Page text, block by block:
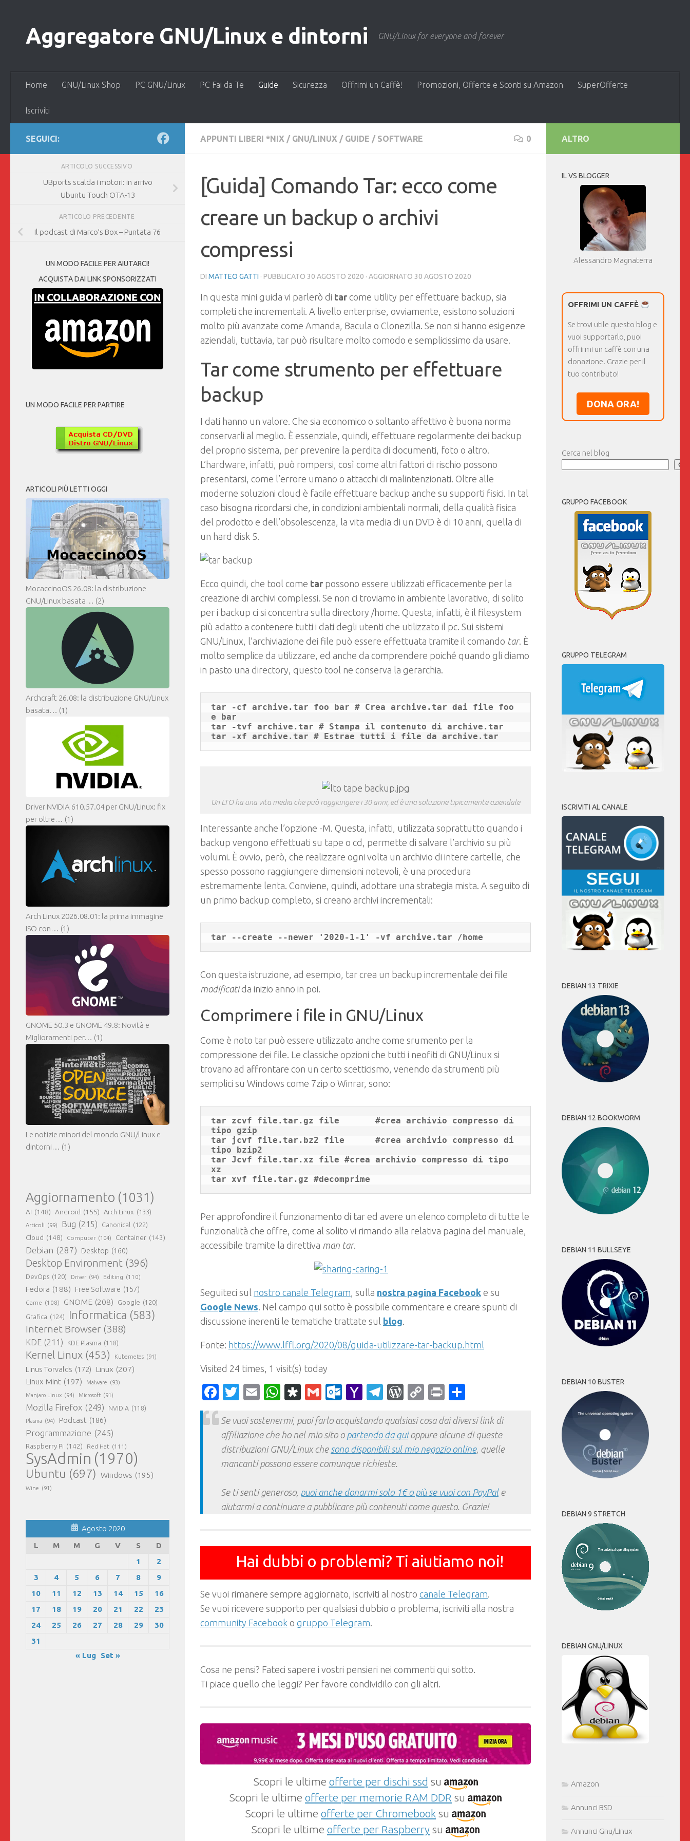
Aggregatore GNU/Linux e dintorni GNU/Linux for everyone and forever
Home GNU/Linux Shop PC GNU/Linux PC Fai da Te Guide Sicurezza Offrimi un Caffè! Promozioni, Offerte e Sconti su Amazon SuperOfferte
Iscriviti
APPUNTI LIBERI *NIX / GNU/LINUX / GUIDE / SOFTWARE 0
[Guida] Comando Tar: ecco come
creare un backup o archivi
compressi
DI MATTEO GATTI · PUBBLICATO 30 AGOSTO 2020 · AGGIORNATO 30 AGOSTO 2020
In questa mini guida vi parlerò di tar come utility per effettuare backup, sia
completi che incrementali. A livello enterprise, ovviamente, esistono soluzioni
molto più avanzate come Amanda, Bacula o Clonezilla. Se non si hanno esigenze
aziendali, tuttavia, tar può risultare molto comodo e semplicissimo da usare.
Tar come strumento per effettuare
backup
I dati hanno un valore. Che sia economico o soltanto affettivo è buona norma
conservarli al meglio. È essenziale, quindi, effettuare regolarmente dei backup
del proprio sistema, per prevenire la perdita di documenti, foto o altro.
L’hardware, infatti, può rompersi, così come altri fattori di rischio possono
presentarsi, come l’errore umano o attacchi di malintenzionati. Oltre alle
moderne soluzioni cloud è facile effettuare backup anche su supporti fisici. In tal
caso bisogna ricordarsi che, in condizioni ambientali normali, della qualità fisica
del prodotto e dell’obsolescenza, la vita media di un DVD è di 10 anni, quella di
un hard disk 5.
Ecco quindi, che tool come tar possono essere utilizzati efficacemente per la
creazione di archivi complessi. Se non ci troviamo in ambiente lavorativo, di solito
per i backup ci si concentra sulla directory /home. Questa, infatti, è il filesystem
più adatto a contenere tutti i dati degli utenti che utilizzato il pc. Sui sistemi
GNU/Linux, l’archiviazione dei file può essere effettuata tramite il comando tar. È
molto semplice da utilizzare, ed anche da comprendere poiché quando gli diamo
in pasto una directory, questo tool ne conserva la gerarchia.
tar -cf archive.tar foo bar # Crea archive.tar dai file foo
e bar
tar -tvf archive.tar # Stampa il contenuto di archive.tar
Un LTO ha una vita media che può raggiungere i 30 anni, ed è una soluzione tipicamente aziendale
Interessante anche l’opzione -M. Questa, infatti, utilizzata soprattutto quando i
backup vengono effettuati su tape o cd, permette di salvare l’archivio su più
volumi. È ovvio, però, che realizzare ogni volta un archivio di intere cartelle, che
spesso possono raggiungere dimensioni notevoli, è una procedura
estremamente lenta. Conviene, quindi, adottare una strategia mista. A seguito di
un primo backup completo, si creano archivi incrementali:
Con questa istruzione, ad esempio, tar crea un backup incrementale dei file
modificatida inizio anno in poi.
Comprimere i file in GNU/Linux
Come è noto tar può essere utilizzato anche come srumento per la
compressione dei file. Le classiche opzioni che tutti i neofiti di GNU/Linux si
trovano ad affrontare con un certo scetticismo, venendo da strumenti più
semplici su Windows come 7zip o Winrar, sono:
tar zcvf file.tar.gz file	#crea archivio compresso di
tipo gzip
tar jcvf file.tar.bz2 file	#crea archivio compresso di
tipo bzip2
tar Jcvf file.tar.xz file #crea archivio compresso di tipo
xz
tar xvf file.tar.gz #decomprime
Per approfondire il funzionamento di tar ed avere un elenco completo di tutte le
funzionalità che offre, come al solito vi rimando alla relativa pagina del manuale,
accessibile tramite la direttiva man tar.
Seguiteci sul nostro canale Telegram, sulla nostra pagina Facebook e su
Google News. Nel campo qui sotto è possibile commentare e creare spunti di
discussione inerenti le tematiche trattate sul blog.
Fonte: https://www.lffl.org/2020/08/guida-utilizzare-tar-backup.html
Visited 24 times, 1 visit(s) today
Facebook
Twitter
EmailWhatsApp
Diaspora
GmailOutlook.com
YahooTelegram
WordPress
CopyPrint
Se vuoi sostenermi, puoi farlo acquistando qualsiasi cosa dai diversi link di
affiliazione che ho nel mio sito o partendo da quioppure alcune di queste
distribuzioni GNU/Linux che sono disponibili sul mio negozio online, quelle
mancanti possono essere comunque richieste.
Se ti senti generoso, puoi anche donarmi solo 1€ o più se vuoi con PayPale
aiutarmi a continuare a pubblicare più contenuti come questo. Grazie!
Hai dubbi o problemi? Ti aiutiamo noi!
Se vuoi rimanere sempre aggiornato, iscriviti al nostro canale Telegram.
Se vuoi ricevere supporto per qualsiasi dubbio o problema, iscriviti alla nostra
community Facebook o gruppo Telegram.
Cosa ne pensi? Fateci sapere i vostri pensieri nei commenti qui sotto.
Ti piace quello che leggi? Per favore condividilo con gli altri.
Scopri le ultime offerte per dischi ssd su
Scopri le ultime offerte per memorie RAM DDR su
Scopri le ultime offerte per Chromebook su
Scopri le ultime offerte per Raspberry su
SEGUICI:
ARTICOLO SUCCESSIVO
UBports scalda i motori: in arrivo
Ubuntu Touch OTA-13
ARTICOLO PRECEDENTE
Il podcast di Marco’s Box – Puntata 76
UN MODO FACILE PER AIUTARCI!
ACQUISTA DAI LINK SPONSORIZZATI
UN MODO FACILE PER PARTIRE
ARTICOLI PIÙ LETTI OGGI
MocaccinoOS 26.08: la distribuzione
GNU/Linux basata… (2)
Archcraft 26.08: la distribuzione GNU/Linux
basata… (1)
Driver NVIDIA 610.57.04 per GNU/Linux: fix
per oltre… (1)
Arch Linux 2026.08.01: la prima immagine
ISO con… (1)
GNOME 50.3 e GNOME 49.8: Novità e
Miglioramenti per… (1)
Le notizie minori del mondo GNU/Linux e
dintorni… (1)
Aggiornamento (1031)
AI (148) Android (155) Arch Linux (133)
Articoli (99) Bug (215) Canonical (122)
Cloud (148) Computer (104) Container (143)
Debian (287) Desktop (160)
Desktop Environment (396)
DevOps (120) Driver (94) Editing (110)
Fedora (188) Free Software (157)
Game (108) GNOME (208) Google (120)
Grafica (124) Informatica (583)
Internet Browser (388)
KDE (211) KDE Plasma (118)
Kernel Linux (453) Kubernetes (91)
Linus Torvalds (172) Linux (207)
Linux Mint (197) Malware (93)
Manjaro Linux (94) Microsoft (91)
Mozilla Firefox (249) NVIDIA (118)
Plasma (94) Podcast (186)
Programmazione (245)
Raspberry Pi (142) Red Hat (111)
SysAdmin (1970)
Ubuntu (697) Windows (195)
Wine (91)
Agosto 2020
L
M M G V S
D
1
2
3
4 5 6 7 8
9
10
11 12 13 14 15
16
17
18 19 20 21 22
23
24
25 26 27 28 29
30
31
« Lug
Set »
ALTRO
IL VS BLOGGER
Alessandro Magnaterra
OFFRIMI UN CAFFÈ
Se trovi utile questo blog e
vuoi supportarlo, puoi
offrirmi un caffè con una
donazione. Grazie per il
tuo contributo!
DONA ORA!
Cerca nel blog
GRUPPO FACEBOOK
GRUPPO TELEGRAM
ISCRIVITI AL CANALE
DEBIAN 13 TRIXIE
DEBIAN 12 BOOKWORM
DEBIAN 11 BULLSEYE
DEBIAN 10 BUSTER
DEBIAN 9 STRETCH
DEBIAN GNU/LINUX
Amazon
Annunci BSD
Annunci Gnu/Linux